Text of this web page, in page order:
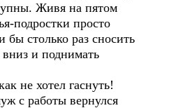
Живя на пятом
подростки просто
бы столько раз сносить
вниз и поднимать
не хотел гаснуть!
с работы вернулся